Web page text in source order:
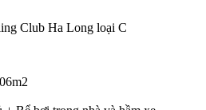
Club Ha Long loại C